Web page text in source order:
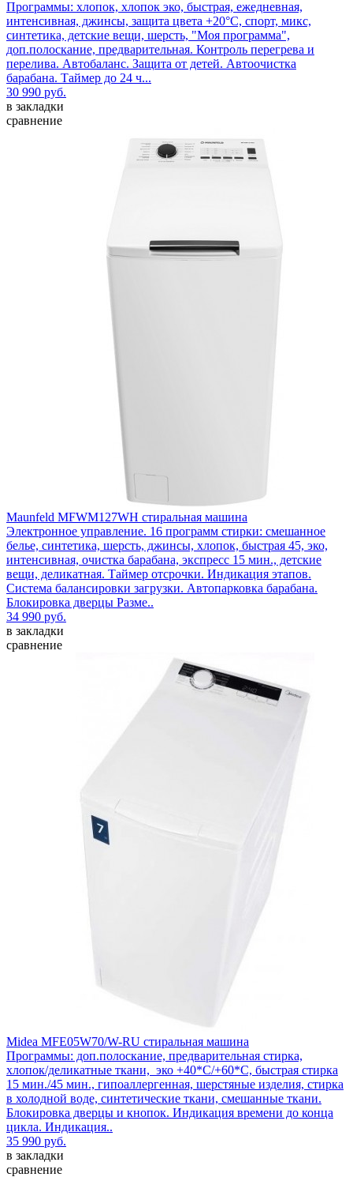
Программы: хлопок, хлопок эко, быстрая, ежедневная,
интенсивная, джинсы, защита цвета +20°С, спорт, микс,
синтетика, детские вещи, шерсть, "Моя программа",
доп.полоскание, предварительная. Контроль перегрева и
перелива. Автобаланс. Защита от детей. Автоочистка
барабана. Таймер до 24 ч...
30 990 руб.
в закладки
сравнение
Maunfeld MFWM127WH стиральная машина
Электронное управление. 16 программ стирки: смешанное
белье, синтетика, шерсть, джинсы, хлопок, быстрая 45, эко,
интенсивная, очистка барабана, экспресс 15 мин., детские
вещи, деликатная. Таймер отсрочки. Индикация этапов.
Система балансировки загрузки. Автопарковка барабана.
Блокировка дверцы Разме..
34 990 руб.
в закладки
сравнение
Midea MFE05W70/W-RU стиральная машина
Программы: доп.полоскание, предварительная стирка,
хлопок/деликатные ткани, эко +40*С/+60*С, быстрая стирка
15 мин./45 мин., гипоаллергенная, шерстяные изделия, стирка
в холодной воде, синтетические ткани, смешанные ткани.
Блокировка дверцы и кнопок. Индикация времени до конца
цикла. Индикация..
35 990 руб.
в закладки
сравнение